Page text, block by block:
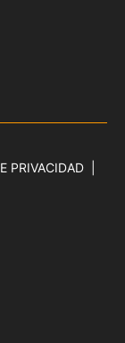
PRIVACIDAD
DE